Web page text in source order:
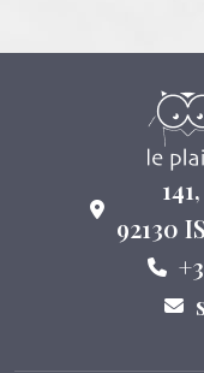
92130